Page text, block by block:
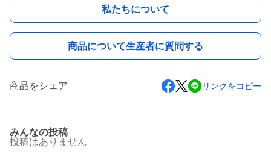
私たちについて
商品について生産者に質問する
商品をシェア リンクをコピー
みんなの投稿
投稿はありません